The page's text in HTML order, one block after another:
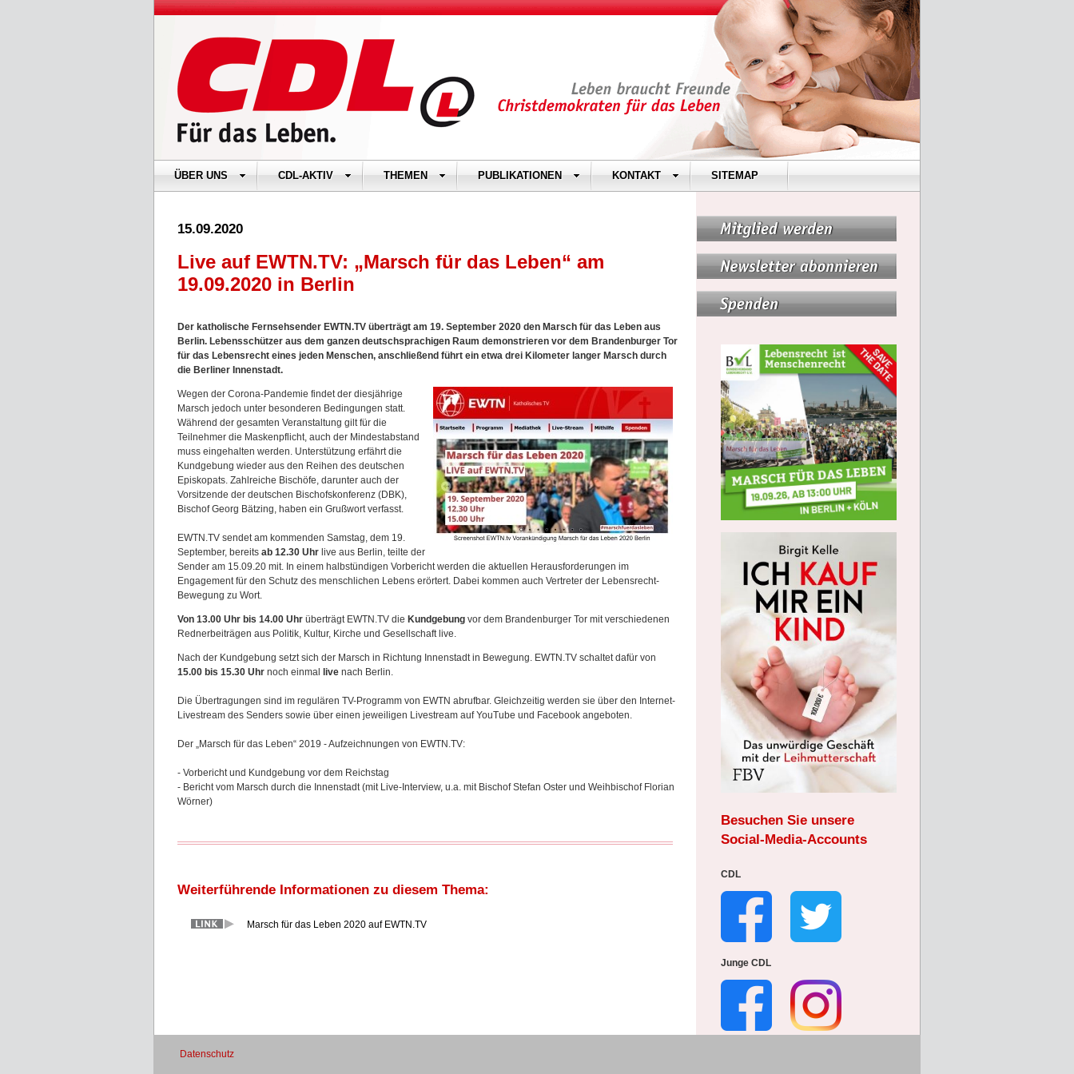
ÜBER UNS CDL-AKTIV THEMEN PUBLIKATIONEN KONTAKT SITEMAP
15.09.2020
Live auf EWTN.TV: „Marsch für das Leben“ am
19.09.2020 in Berlin
Der katholische Fernsehsender EWTN.TV überträgt am 19. September 2020 den Marsch für das Leben aus
Berlin. Lebensschützer aus dem ganzen deutschsprachigen Raum demonstrieren vor dem Brandenburger Tor
für das Lebensrecht eines jeden Menschen, anschließend führt ein etwa drei Kilometer langer Marsch durch
die Berliner Innenstadt.
Wegen der Corona-Pandemie findet der diesjährige
Marsch jedoch unter besonderen Bedingungen statt.
Während der gesamten Veranstaltung gilt für die
Teilnehmer die Maskenpflicht, auch der Mindestabstand
muss eingehalten werden. Unterstützung erfährt die
Kundgebung wieder aus den Reihen des deutschen
Episkopats. Zahlreiche Bischöfe, darunter auch der
Vorsitzende der deutschen Bischofskonferenz (DBK),
Bischof Georg Bätzing, haben ein Grußwort verfasst.
EWTN.TV sendet am kommenden Samstag, dem 19.
September, bereits ab 12.30 Uhr live aus Berlin, teilte der
Sender am 15.09.20 mit. In einem halbstündigen Vorbericht werden die aktuellen Herausforderungen im
Engagement für den Schutz des menschlichen Lebens erörtert. Dabei kommen auch Vertreter der Lebensrecht-
Bewegung zu Wort.
Von 13.00 Uhr bis 14.00 Uhr überträgt EWTN.TV die Kundgebung vor dem Brandenburger Tor mit verschiedenen
Rednerbeiträgen aus Politik, Kultur, Kirche und Gesellschaft live.
Nach der Kundgebung setzt sich der Marsch in Richtung Innenstadt in Bewegung. EWTN.TV schaltet dafür von
15.00 bis 15.30 Uhr noch einmal live nach Berlin.
Die Übertragungen sind im regulären TV-Programm von EWTN abrufbar. Gleichzeitig werden sie über den Internet-
Livestream des Senders sowie über einen jeweiligen Livestream auf YouTube und Facebook angeboten.
Der „Marsch für das Leben“ 2019 - Aufzeichnungen von EWTN.TV:
- Vorbericht und Kundgebung vor dem Reichstag
- Bericht vom Marsch durch die Innenstadt (mit Live-Interview, u.a. mit Bischof Stefan Oster und Weihbischof Florian
Wörner)
Weiterführende Informationen zu diesem Thema:
Marsch für das Leben 2020 auf EWTN.TV
Besuchen Sie unsere
Social-Media-Accounts
CDL
Junge CDL
Datenschutz